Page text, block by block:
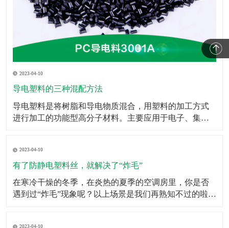
2023-04-10
导电塑料的三种混配方法
​导电塑料是将树脂和导电物质混合，用塑料的加工方式
进行加工的功能型高分子材料。主要应用于电子、集成
速的发展，而且在发光二极管、太阳能电池、移动电
话、微型电视屏幕乃至生命科学研究等领域也有广泛的
应用前景。此
2023-04-10
有了防静电塑料丝，就解决了“炸毛”
​在寒冷干燥的冬季，在炎热的夏季的空调房里，你是否
遇到过“炸毛”现象呢？以上场景是我们再熟知不过的啦，
2023-04-10